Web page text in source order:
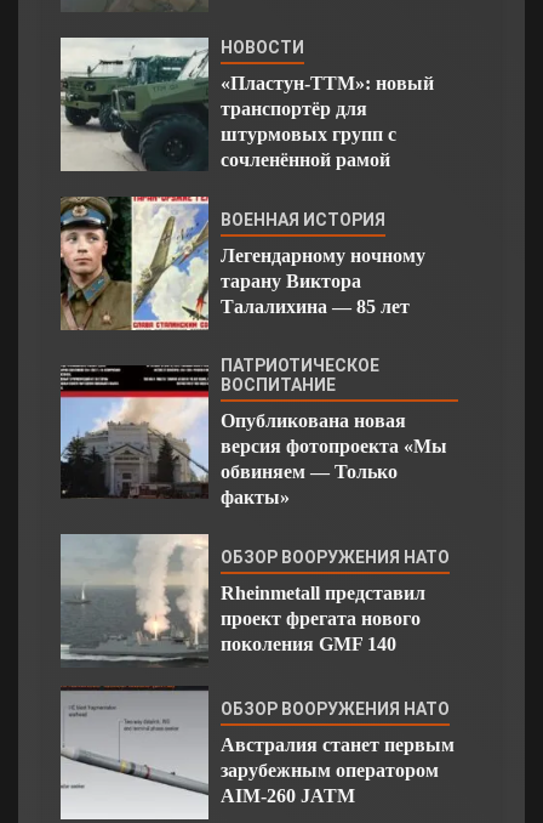
НОВОСТИ
«Пластун-ТТМ»: новый
транспортёр для
штурмовых групп с
сочленённой рамой
ВОЕННАЯ ИСТОРИЯ
Легендарному ночному
тарану Виктора
Талалихина — 85 лет
ПАТРИОТИЧЕСКОЕ
ВОСПИТАНИЕ
Опубликована новая
версия фотопроекта «Мы
обвиняем — Только
факты»
ОБЗОР ВООРУЖЕНИЯ НАТО
Rheinmetall представил
проект фрегата нового
поколения GMF 140
ОБЗОР ВООРУЖЕНИЯ НАТО
Австралия станет первым
зарубежным оператором
AIM-260 JATM